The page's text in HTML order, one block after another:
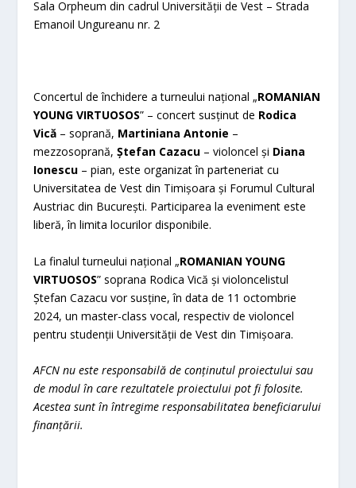
Sala Orpheum din cadrul Universității de Vest – Strada
Emanoil Ungureanu nr. 2
Concertul de închidere a turneului național „ROMANIAN
YOUNG VIRTUOSOS” – concert susținut de Rodica
Vică – soprană, Martiniana Antonie –
mezzosoprană,Ștefan Cazacu – violoncel și Diana
Ionescu – pian, este organizat în parteneriat cu
Universitatea de Vest din Timișoara și Forumul Cultural
Austriac din București. Participarea la eveniment este
liberă, în limita locurilor disponibile.
La finalul turneului național „ROMANIAN YOUNG
VIRTUOSOS” soprana Rodica Vică și violoncelistul
Ștefan Cazacu vor susține, în data de 11 octombrie
2024, un master-class vocal, respectiv de violoncel
pentru studenții Universității de Vest din Timișoara.
AFCN nu este responsabilă de conținutul proiectului sau
de modul în care rezultatele proiectului pot fi folosite.
Acestea sunt în întregime responsabilitatea beneficiarului
finanțării.